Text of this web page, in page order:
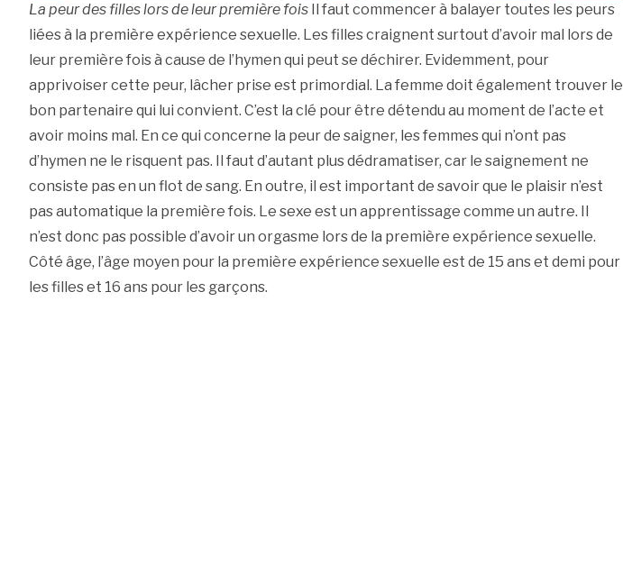
La peur des filles lors de leur première foisIl faut commencer à balayer toutes les peurs
liées à la première expérience sexuelle. Les filles craignent surtout d’avoir mal lors de
leur première fois à cause de l’hymen qui peut se déchirer. Evidemment, pour
apprivoiser cette peur, lâcher prise est primordial. La femme doit également trouver le
bon partenaire qui lui convient. C’est la clé pour être détendu au moment de l’acte et
avoir moins mal. En ce qui concerne la peur de saigner, les femmes qui n’ont pas
d’hymen ne le risquent pas. Il faut d’autant plus dédramatiser, car le saignement ne
consiste pas en un flot de sang. En outre, il est important de savoir que le plaisir n’est
pas automatique la première fois. Le sexe est un apprentissage comme un autre. Il
n’est donc pas possible d’avoir un orgasme lors de la première expérience sexuelle.
Côté âge, l’âge moyen pour la première expérience sexuelle est de 15 ans et demi pour
les filles et 16 ans pour les garçons.